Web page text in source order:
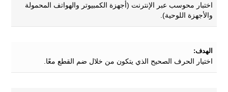
اختبار محوسب عبر الإنترنت (أجهزة الكمبيوتر والهواتف المحمولة
والأجهزة اللوحية).
الهدف:
اختيار الحرف الصحيح الذي يتكون من خلال ضم القطع معًا.